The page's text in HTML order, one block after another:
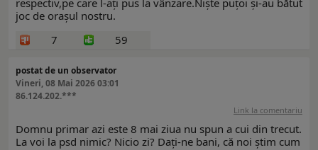
respectiv,pe care l-ați pus la vânzare.Niște puțoi și-au bătut
joc de orașul nostru.
7
59
postat de un observator
Vineri, 08 Mai 2026 03:01
86.124.202.***
Link la comentariu
Domnu primar azi este 8 mai ziua nu spun a cui din trecut.
La voi la psd nimic? Nicio zi? Dați-ne bani, că noi știm cum